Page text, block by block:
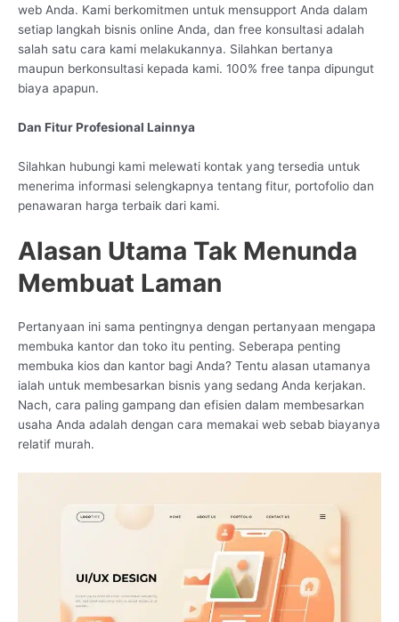
web Anda. Kami berkomitmen untuk mensupport Anda dalam
setiap langkah bisnis online Anda, dan free konsultasi adalah
salah satu cara kami melakukannya. Silahkan bertanya
maupun berkonsultasi kepada kami. 100% free tanpa dipungut
biaya apapun.
Dan Fitur Profesional Lainnya
Silahkan hubungi kami melewati kontak yang tersedia untuk
menerima informasi selengkapnya tentang fitur, portofolio dan
penawaran harga terbaik dari kami.
Alasan Utama Tak Menunda
Membuat Laman
Pertanyaan ini sama pentingnya dengan pertanyaan mengapa
membuka kantor dan toko itu penting. Seberapa penting
membuka kios dan kantor bagi Anda? Tentu alasan utamanya
ialah untuk membesarkan bisnis yang sedang Anda kerjakan.
Nach, cara paling gampang dan efisien dalam membesarkan
usaha Anda adalah dengan cara memakai web sebab biayanya
relatif murah.